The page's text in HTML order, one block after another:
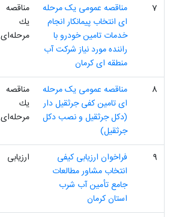
7
مناقصه عمومی یک مرحله
ای انتخاب پیمانکار انجام
خدمات تامین خودرو با
راننده مورد نیاز شرکت آب
منطقه ای کرمان
مناقصه
یك
مرحله‌ای
8
مناقصه عمومی یک مرحله
ای تامین کفی جرثقیل دار
(دکل جرثقیل و نصب دکل
جرثقیل)
مناقصه
یك
مرحله‌ای
9
فراخوان ارزیابی کیفی
انتخاب مشاور مطالعات
جامع تأمین آب شرب
استان کرمان
ارزیابی